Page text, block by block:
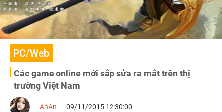
PC/Web
Các game online mới sắp sửa ra mắt trên thị
trường Việt Nam
AnAn 09/11/2015 12:30:00